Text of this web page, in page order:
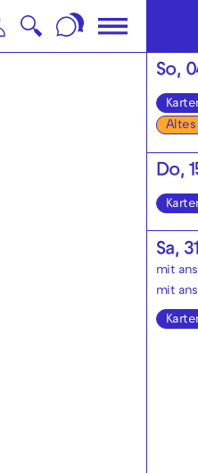
Zum Footer
So,
Altes
Do,
Sa,
mit
mit